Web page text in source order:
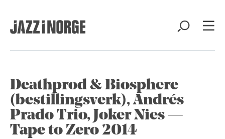
Deathprod & Biosphere
(bestillingsverk), Andrés
Prado Trio, Joker Nies —
Tape to Zero 2014